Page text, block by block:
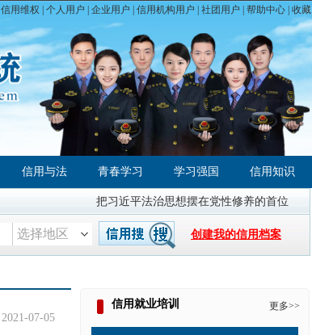
信用维权 个人用户 企业用户 信用机构用户 社团用户 帮助中心 | 收藏
信用与法 青春学习 学习强国 信用知识
把习近平法治思想摆在党性修养的首位
选择地区 创建我的信用档案
2021-07-05
信用就业培训 更多>>